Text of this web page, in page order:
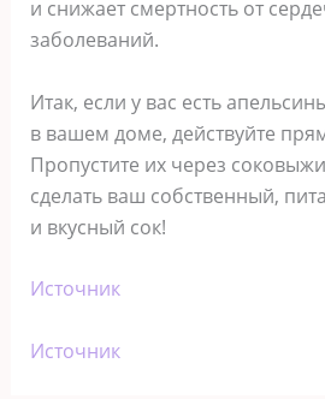
и снижает смертность от
заболеваний.
Итак, если у вас есть
в вашем доме, действуйте
Пропустите их через
сделать ваш собственный,
и вкусный сок!
Источник
Источник